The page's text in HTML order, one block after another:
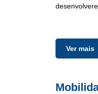
Ver mais